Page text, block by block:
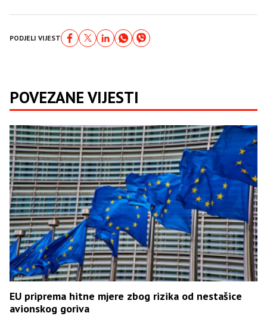
PODJELI VIJEST
POVEZANE VIJESTI
EU priprema hitne mjere zbog rizika od nestašice
avionskog goriva